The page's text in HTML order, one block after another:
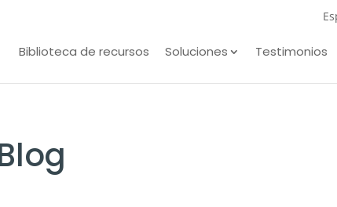
Biblioteca de recursos Soluciones Testimonios